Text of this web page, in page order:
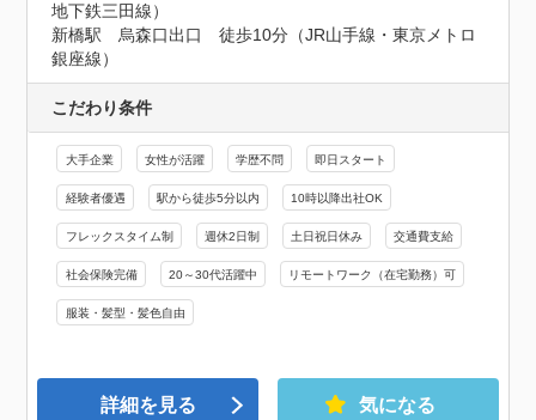
地下鉄三田線）
新橋駅　烏森口出口　徒歩10分（JR山手線・東京メトロ
銀座線）
こだわり条件
大手企業 女性が活躍 学歴不問 即日スタート
経験者優遇 駅から徒歩5分以内 10時以降出社OK
フレックスタイム制 週休2日制 土日祝日休み 交通費支給
社会保険完備 20～30代活躍中 リモートワーク（在宅勤務）可
服装・髪型・髪色自由
詳細を見る 気になる